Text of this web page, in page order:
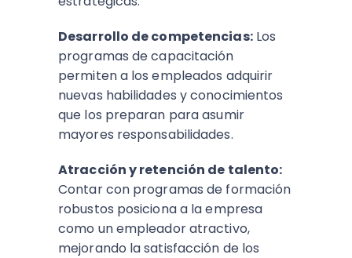
Desarrollo de competencias:Los
programas de capacitación
permiten a los empleados adquirir
nuevas habilidades y conocimientos
que los preparan para asumir
mayores responsabilidades.
Atracción y retención de talento:
Contar con programas de formación
robustos posiciona a la empresa
como un empleador atractivo,
mejorando la satisfacción de los